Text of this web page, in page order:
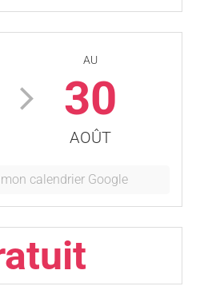
AU
30
AOÛT
calendrier Google